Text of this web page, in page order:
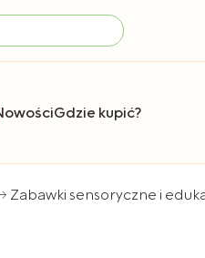
Gdzie kupić?
Zabawki sensoryczne i